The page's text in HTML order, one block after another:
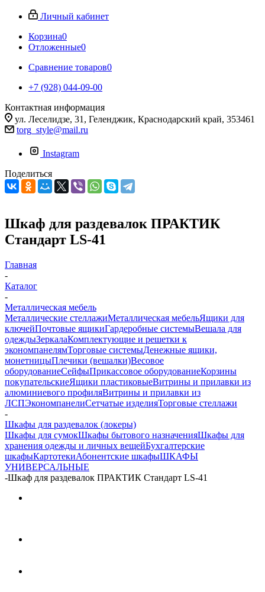
Личный кабинет
Корзина0
Отложенные0
Сравнение товаров0
+7 (928) 044-09-00
Контактная информация
ул. Леселидзе, 31, Геленджик, Краснодарский край, 353461
torg_style@mail.ru
Instagram
Поделиться
Шкаф для раздевалок ПРАКТИК
Стандарт LS-41
Главная
-
Каталог
-
Металлическая мебель
Металлические стеллажиМеталлическая мебельЯщики для
ключейПочтовые ящикиГардеробные системыВешала для
одеждыЗеркалаКомплектующие и решетки к
экономпанелямТорговые системыДенежные ящики,
монетницыПлечики (вешалки)Весовое
оборудованиеСейфыПрикассовое оборудованиеКорзины
покупательскиеЯщики пластиковыеВитрины и прилавки из
алюминиевого профиляВитрины и прилавки из
ЛСПЭкономпанелиСетчатые изделияТорговые стеллажи
-
Шкафы для раздевалок (локеры)
Шкафы для сумокШкафы бытового назначенияШкафы для
хранения одежды и личных вещейБухгалтерские
шкафыКартотекиАбонентские шкафыШКАФЫ
УНИВЕРСАЛЬНЫЕ
-Шкаф для раздевалок ПРАКТИК Стандарт LS-41